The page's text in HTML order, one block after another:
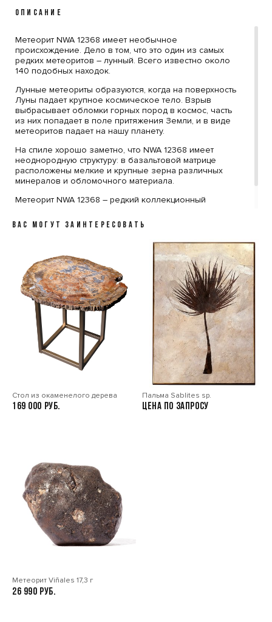
ОПИСАНИЕ
Метеорит NWA 12368 имеет необычное
происхождение. Дело в том, что это один из самых
редких метеоритов – лунный. Всего известно около
140 подобных находок.
Лунные метеориты образуются, когда на поверхность
Луны падает крупное космическое тело. Взрыв
выбрасывает обломки горных пород в космос, часть
из них попадает в поле притяжения Земли, и в виде
метеоритов падает на нашу планету.
На спиле хорошо заметно, что NWA 12368 имеет
неоднородную структуру: в базальтовой матрице
расположены мелкие и крупные зерна различных
минералов и обломочного материала.
Метеорит NWA 12368 – редкий коллекционный
маленький кусочек Луны.
ВАС МОГУТ ЗАИНТЕРЕСОВАТЬ
Стол из окаменелого дерева
169 000
Пальма Sablites sp.
Цена по запросу
Метеорит Viñales 17,3 г
26 990